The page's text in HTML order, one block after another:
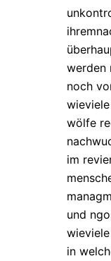
werden
noch
wölfe
im
und
in